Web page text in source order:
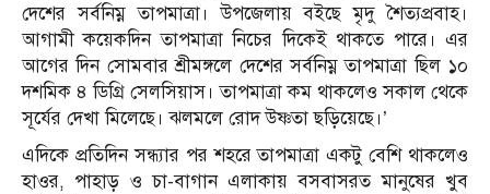
দেশের সর্বনিম্ন তাপমাত্রা। উপজেলায় বইছে মৃদু শৈত্যপ্রবাহ।
আগামী কয়েকদিন তাপমাত্রা নিচের দিকেই থাকতে পারে। এর
আগের দিন সোমবার শ্রীমঙ্গলে দেশের সর্বনিম্ন তাপমাত্রা ছিল ১০
দশমিক ৪ ডিগ্রি সেলসিয়াস। তাপমাত্রা কম থাকলেও সকাল থেকে
সূর্যের দেখা মিলেছে। ঝলমলে রোদ উষ্ণতা ছড়িয়েছে।’
এদিকে প্রতিদিন সন্ধ্যার পর শহরে তাপমাত্রা একটু বেশি থাকলেও
হাওর, পাহাড় ও চা-বাগান এলাকায় বসবাসরত মানুষের খুব